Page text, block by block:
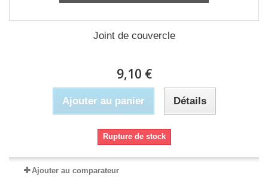
Joint de couvercle
9,10 €
Ajouter au panier Détails
Rupture de stock
Ajouter au comparateur